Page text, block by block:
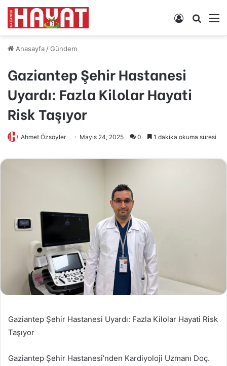
Arama
Kayıt
Anasayfa/Gündem
Gaziantep Şehir Hastanesi
Uyardı: Fazla Kilolar Hayati
Risk Taşıyor
Ahmet Özsöyler Mayıs 24, 2025 0 1 dakika okuma süresi
Gaziantep Şehir Hastanesi Uyardı: Fazla Kilolar Hayati Risk
Taşıyor
Gaziantep Şehir Hastanesi’nden Kardiyoloji Uzmanı Doç.